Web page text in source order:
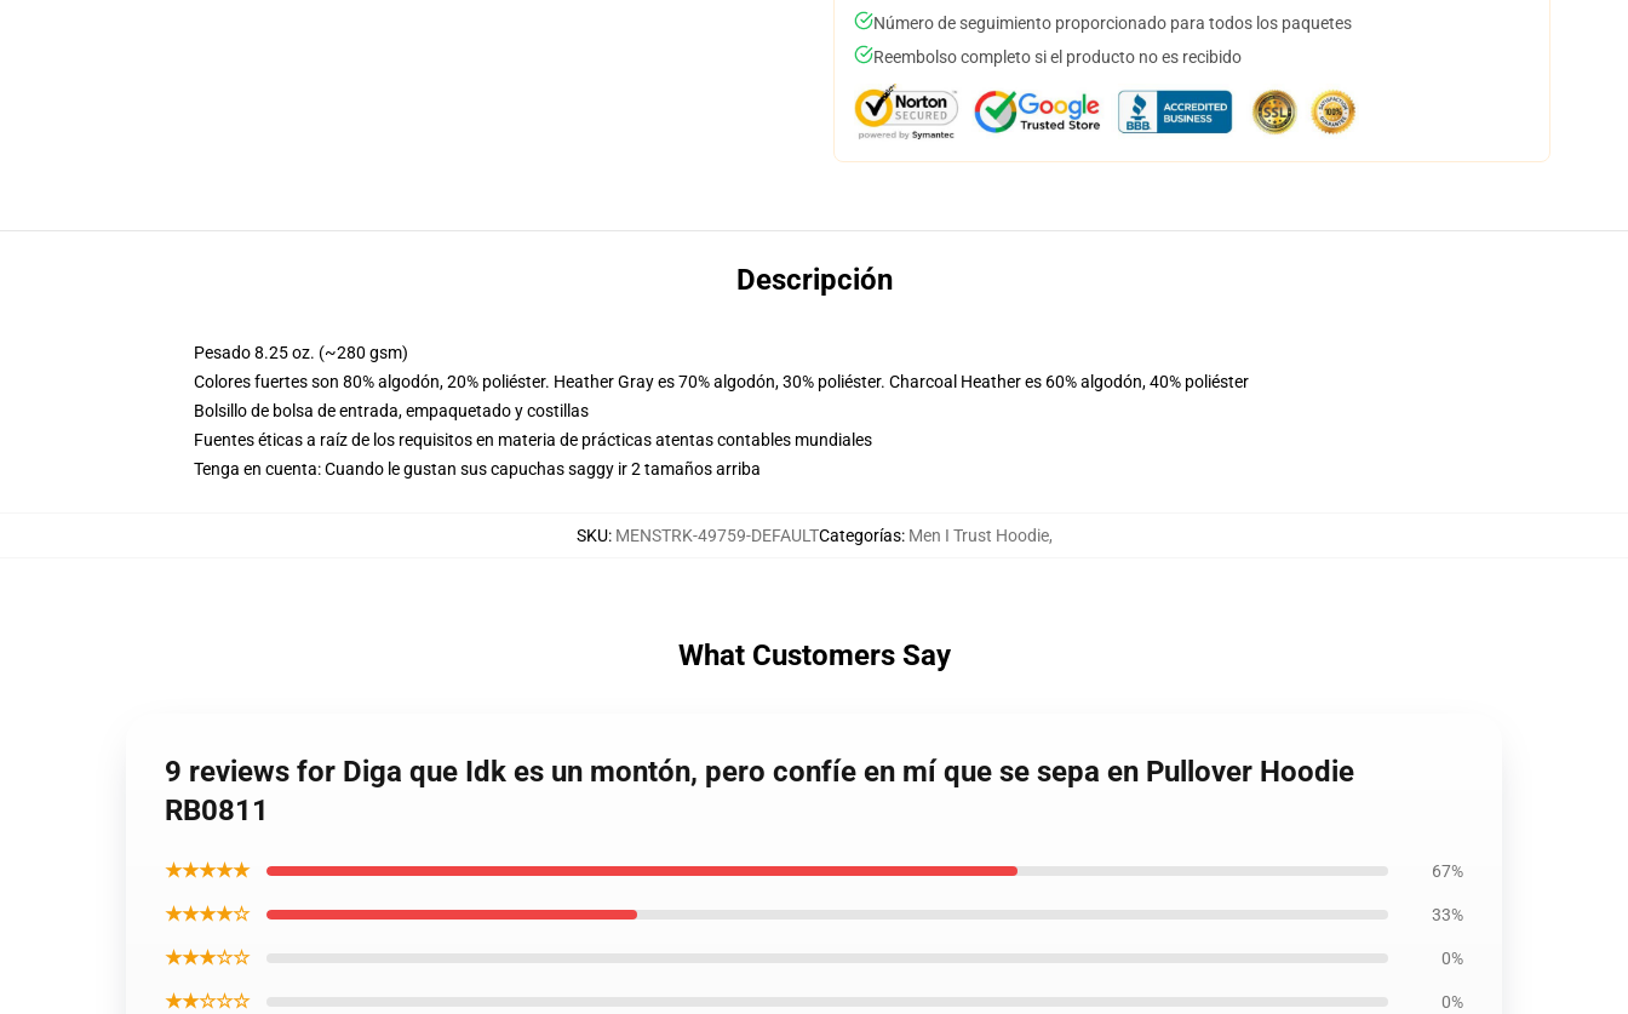
Número de seguimiento proporcionado para todos los paquetes
Reembolso completo si el producto no es recibido
Descripción
Pesado 8.25 oz. (~280 gsm)
Colores fuertes son 80% algodón, 20% poliéster. Heather Gray es 70% algodón, 30% poliéster. Charcoal Heather es 60% algodón, 40% poliéster
Bolsillo de bolsa de entrada, empaquetado y costillas
Fuentes éticas a raíz de los requisitos en materia de prácticas atentas contables mundiales
Tenga en cuenta: Cuando le gustan sus capuchas saggy ir 2 tamaños arriba
SKU: MENSTRK-49759-DEFAULTCategorías: Men I Trust Hoodie,
What Customers Say
9 reviews for Diga que Idk es un montón, pero confíe en mí que se sepa en Pullover Hoodie
RB0811
★★★★★ 67%
★★★★☆ 33%
★★★☆☆ 0%
★★☆☆☆ 0%